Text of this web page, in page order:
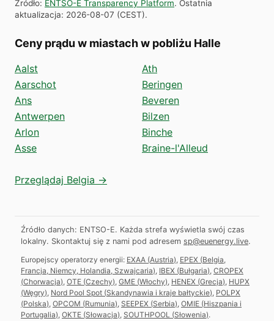
Źródło: ENTSO-E Transparency Platform. Ostatnia
aktualizacja: 2026-08-07 (CEST).
Ceny prądu w miastach w pobliżu Halle
Aalst
Aarschot
Ans
Antwerpen
Arlon
Asse
Ath
Beringen
Beveren
Bilzen
Binche
Braine-l'Alleud
Przeglądaj Belgia →
Źródło danych: ENTSO-E. Każda strefa wyświetla swój czas
lokalny. Skontaktuj się z nami pod adresem sp@euenergy.live.
Europejscy operatorzy energii: EXAA (Austria) EPEX (Belgia,
Francja, Niemcy, Holandia, Szwajcaria) IBEX (Bułgaria) CROPEX
(Chorwacja) OTE (Czechy) GME (Włochy) HENEX (Grecja) HUPX
(Węgry) Nord Pool Spot (Skandynawia i kraje bałtyckie) POLPX
(Polska) OPCOM (Rumunia) SEEPEX (Serbia) OMIE (Hiszpania i
Portugalia) OKTE (Słowacja) SOUTHPOOL (Słowenia).